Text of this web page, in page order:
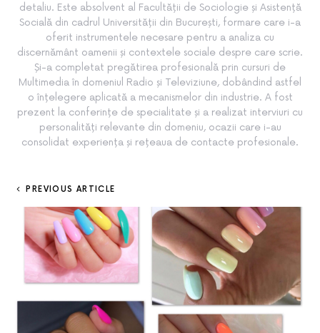
detaliu. Este absolvent al Facultății de Sociologie și Asistență
Socială din cadrul Universității din București, formare care i-a
oferit instrumentele necesare pentru a analiza cu
discernământ oamenii și contextele sociale despre care scrie.
Și-a completat pregătirea profesională prin cursuri de
Multimedia în domeniul Radio și Televiziune, dobândind astfel
o înțelegere aplicată a mecanismelor din industrie. A fost
prezent la conferințe de specialitate și a realizat interviuri cu
personalități relevante din domeniu, ocazii care i-au
consolidat experiența și rețeaua de contacte profesionale.
PREVIOUS ARTICLE